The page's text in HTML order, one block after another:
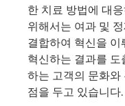
한 치료 방법에 대
위해서는 여과 및
결합하여 혁신을 이
혁신하는 결과를 도
하는 고객의 문화와
점을 두고 있습니다.